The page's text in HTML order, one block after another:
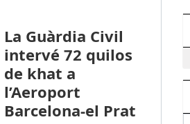
La Guàrdia Civil
intervé 72 quilos
de khat a
l’Aeroport
Barcelona-el Prat